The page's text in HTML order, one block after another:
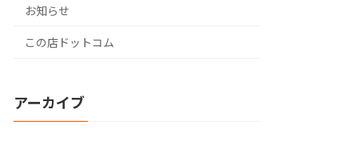
お知らせ
この店ドットコム
アーカイブ